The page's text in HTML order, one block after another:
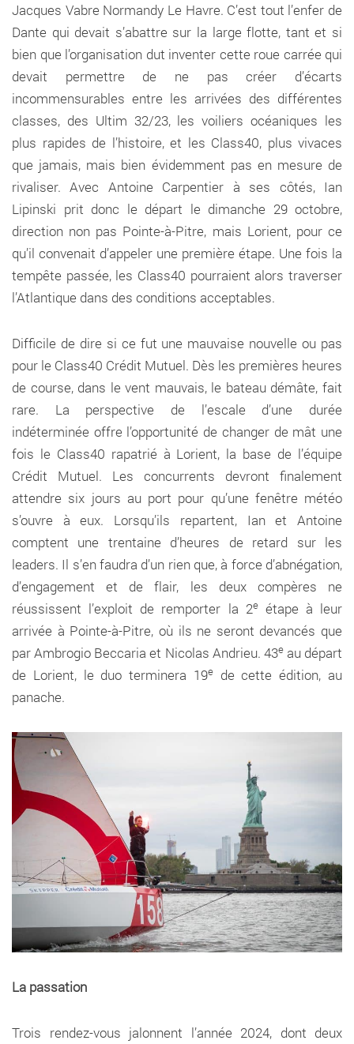
Jacques Vabre Normandy Le Havre. C’est tout l’enfer de
Dante qui devait s’abattre sur la large flotte, tant et si
bien que l’organisation dut inventer cette roue carrée qui
devait permettre de ne pas créer d’écarts
incommensurables entre les arrivées des différentes
classes, des Ultim 32/23, les voiliers océaniques les
plus rapides de l’histoire, et les Class40, plus vivaces
que jamais, mais bien évidemment pas en mesure de
rivaliser. Avec Antoine Carpentier à ses côtés, Ian
Lipinski prit donc le départ le dimanche 29 octobre,
direction non pas Pointe-à-Pitre, mais Lorient, pour ce
qu’il convenait d’appeler une première étape. Une fois la
tempête passée, les Class40 pourraient alors traverser
l’Atlantique dans des conditions acceptables.
Difficile de dire si ce fut une mauvaise nouvelle ou pas
pour le Class40 Crédit Mutuel. Dès les premières heures
de course, dans le vent mauvais, le bateau démâte, fait
rare. La perspective de l’escale d’une durée
indéterminée offre l’opportunité de changer de mât une
fois le Class40 rapatrié à Lorient, la base de l’équipe
Crédit Mutuel. Les concurrents devront finalement
attendre six jours au port pour qu’une fenêtre météo
s’ouvre à eux. Lorsqu’ils repartent, Ian et Antoine
comptent une trentaine d’heures de retard sur les
leaders. Il s’en faudra d’un rien que, à force d’abnégation,
d’engagement et de flair, les deux compères ne
réussissent l’exploit de remporter la 2eétape à leur
arrivée à Pointe-à-Pitre, où ils ne seront devancés que
par Ambrogio Beccaria et Nicolas Andrieu. 43eau départ
de Lorient, le duo terminera 19ede cette édition, au
panache.
La passation
Trois rendez-vous jalonnent l’année 2024, dont deux